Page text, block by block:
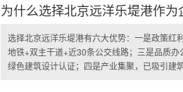
为什么选择北京远洋乐堤港作
选择北京远洋乐堤港有六大优势：一是政策红
地铁+双主干道+近30条公交线路；三是品质
绿色建筑设计认证；四是产业集聚，已吸引建